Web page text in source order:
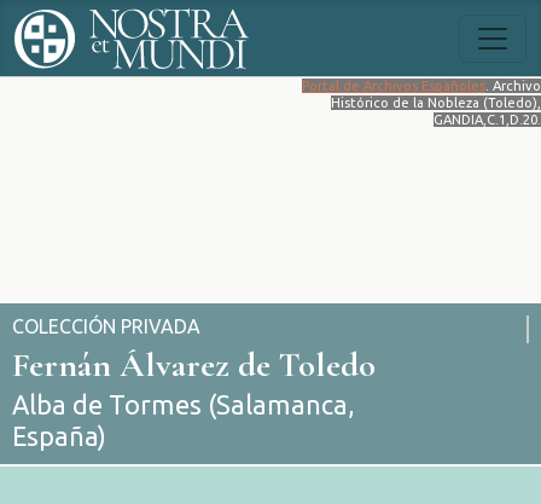
Portal de Archivos Españoles . Archivo
Histórico de la Nobleza (Toledo),
GANDIA,C.1,D.20.
COLECCIÓN PRIVADA
Fernán Álvarez de Toledo
Alba de Tormes (Salamanca,
España)